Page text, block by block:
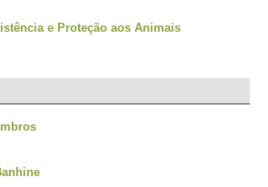
e Proteção aos Animais